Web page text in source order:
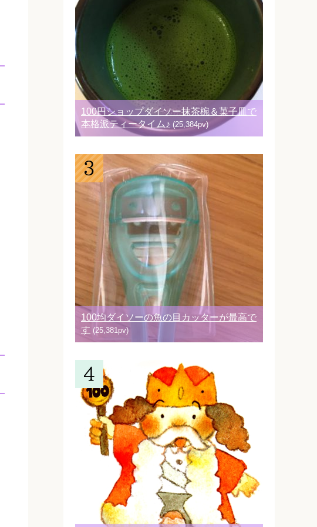
100円ショップダイソー抹茶椀＆菓子皿で
本格派ティータイム♪ (25,384pv)
100均ダイソーの魚の目カッターが最高で
す (25,381pv)